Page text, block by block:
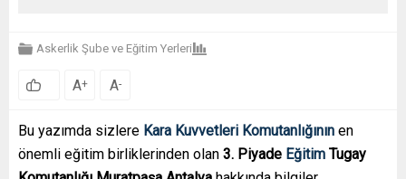
Askerlik Şube ve Eğitim Yerleri
A+ A-
Bu yazımda sizlere Kara Kuvvetleri Komutanlığının en
önemli eğitim birliklerinden olan 3. Piyade Eğitim Tugay